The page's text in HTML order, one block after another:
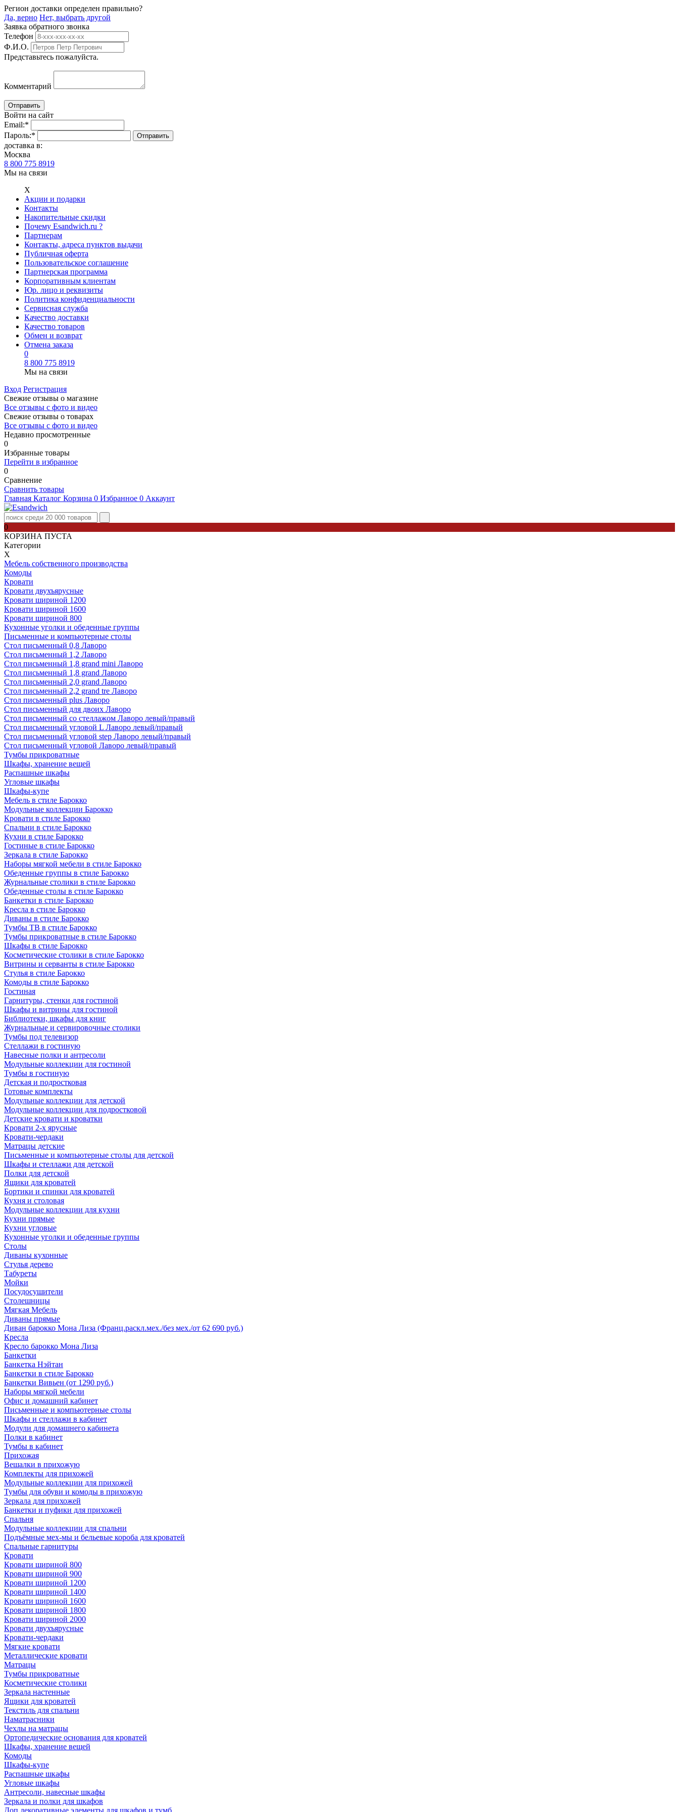
Регион доставки определен правильно?
Да, верно Нет, выбрать другой
Заявка обратного звонка
Телефон
Ф.И.О.
Представьтесь пожалуйста.
Комментарий
Войти на сайт
Email:*
Пароль:*
доставка в:
Москва
8 800 775 8919
Мы на связи
Х
Акции и подарки
Контакты
Накопительные скидки
Почему Esandwich.ru ?
Партнерам
Контакты, адреса пунктов выдачи
Публичная оферта
Пользовательское соглашение
Партнерская программа
Корпоративным клиентам
Юр. лицо и реквизиты
Политика конфиденциальности
Сервисная служба
Качество доставки
Качество товаров
Обмен и возврат
Отмена заказа
0
8 800 775 8919
Мы на связи
Вход Регистрация
Свежие отзывы о магазине
Все отзывы с фото и видео
Свежие отзывы о товарах
Все отзывы c фото и видео
Недавно просмотренные
0
Избранные товары
Перейти в избранное
0
Сравнение
Сравнить товары
Главная Каталог Корзина 0 Избранное 0 Аккаунт
0
КОРЗИНА ПУСТА
Категории
Х
Мебель собственного производства
Комоды
Кровати
Кровати двухъярусные
Кровати шириной 1200
Кровати шириной 1600
Кровати шириной 800
Кухонные уголки и обеденные группы
Письменные и компьютерные столы
Стол письменный 0,8 Лаворо
Стол письменный 1,2 Лаворо
Стол письменный 1,8 grand mini Лаворо
Стол письменный 1,8 grand Лаворо
Стол письменный 2,0 grand Лаворо
Стол письменный 2,2 grand tre Лаворо
Стол письменный plus Лаворо
Стол письменный для двоих Лаворо
Стол письменный со стеллажом Лаворо левый/правый
Стол письменный угловой L Лаворо левый/правый
Стол письменный угловой step Лаворо левый/правый
Стол письменный угловой Лаворо левый/правый
Тумбы прикроватные
Шкафы, хранение вещей
Распашные шкафы
Угловые шкафы
Шкафы-купе
Мебель в стиле Барокко
Модульные коллекции Барокко
Кровати в стиле Барокко
Спальни в стиле Барокко
Кухни в стиле Барокко
Гостиные в стиле Барокко
Зеркала в стиле Барокко
Наборы мягкой мебели в стиле Барокко
Обеденные группы в стиле Барокко
Журнальные столики в стиле Барокко
Обеденные столы в стиле Барокко
Банкетки в стиле Барокко
Кресла в стиле Барокко
Диваны в стиле Барокко
Тумбы ТВ в стиле Барокко
Тумбы прикроватные в стиле Барокко
Шкафы в стиле Барокко
Косметические столики в стиле Барокко
Витрины и серванты в стиле Барокко
Стулья в стиле Барокко
Комоды в стиле Барокко
Гостиная
Гарнитуры, стенки для гостиной
Шкафы и витрины для гостиной
Библиотеки, шкафы для книг
Журнальные и сервировочные столики
Тумбы под телевизор
Стеллажи в гостиную
Навесные полки и антресоли
Модульные коллекции для гостиной
Тумбы в гостиную
Детская и подростковая
Готовые комплекты
Модульные коллекции для детской
Модульные коллекции для подростковой
Детские кровати и кроватки
Кровати 2-х ярусные
Кровати-чердаки
Матрацы детские
Письменные и компьютерные столы для детской
Шкафы и стеллажи для детской
Полки для детской
Ящики для кроватей
Бортики и спинки для кроватей
Кухня и столовая
Модульные коллекции для кухни
Кухни прямые
Кухни угловые
Кухонные уголки и обеденные группы
Столы
Диваны кухонные
Стулья дерево
Табуреты
Мойки
Посудосушители
Столешницы
Мягкая Мебель
Диваны прямые
Диван барокко Мона Лиза (Франц.раскл.мех./без мех./от 62 690 руб.)
Кресла
Кресло барокко Мона Лиза
Банкетки
Банкетка Нэйтан
Банкетки в стиле Барокко
Банкетки Вивьен (от 1290 руб.)
Наборы мягкой мебели
Офис и домашний кабинет
Письменные и компьютерные столы
Шкафы и стеллажи в кабинет
Модули для домашнего кабинета
Полки в кабинет
Тумбы в кабинет
Прихожая
Вешалки в прихожую
Комплекты для прихожей
Модульные коллекции для прихожей
Тумбы для обуви и комоды в прихожую
Зеркала для прихожей
Банкетки и пуфики для прихожей
Спальня
Модульные коллекции для спальни
Подъёмные мех-мы и бельевые короба для кроватей
Спальные гарнитуры
Кровати
Кровати шириной 800
Кровати шириной 900
Кровати шириной 1200
Кровати шириной 1400
Кровати шириной 1600
Кровати шириной 1800
Кровати шириной 2000
Кровати двухъярусные
Кровати-чердаки
Мягкие кровати
Металлические кровати
Матрацы
Тумбы прикроватные
Косметические столики
Зеркала настенные
Ящики для кроватей
Текстиль для спальни
Наматрасники
Чехлы на матрацы
Ортопедические основания для кроватей
Шкафы, хранение вещей
Комоды
Шкафы-купе
Распашные шкафы
Угловые шкафы
Антресоли, навесные шкафы
Зеркала и полки для шкафов
Доп.декоративные элементы для шкафов и тумб